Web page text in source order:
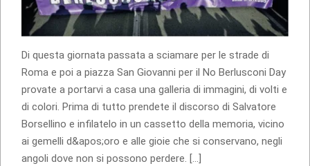
Di questa giornata passata a sciamare per le strade di
Roma e poi a piazza San Giovanni per il No Berlusconi Day
provate a portarvi a casa una galleria di immagini, di volti e
di colori. Prima di tutto prendete il discorso di Salvatore
Borsellino e infilatelo in un cassetto della memoria, vicino
ai gemelli d&apos;oro e alle gioie che si conservano, negli
angoli dove non si possono perdere. […]